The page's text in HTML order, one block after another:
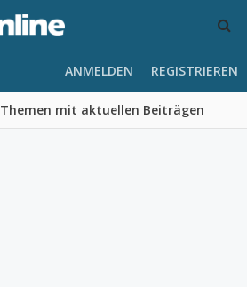
Themen mit aktuellen Beiträgen
ANMELDEN REGISTRIEREN